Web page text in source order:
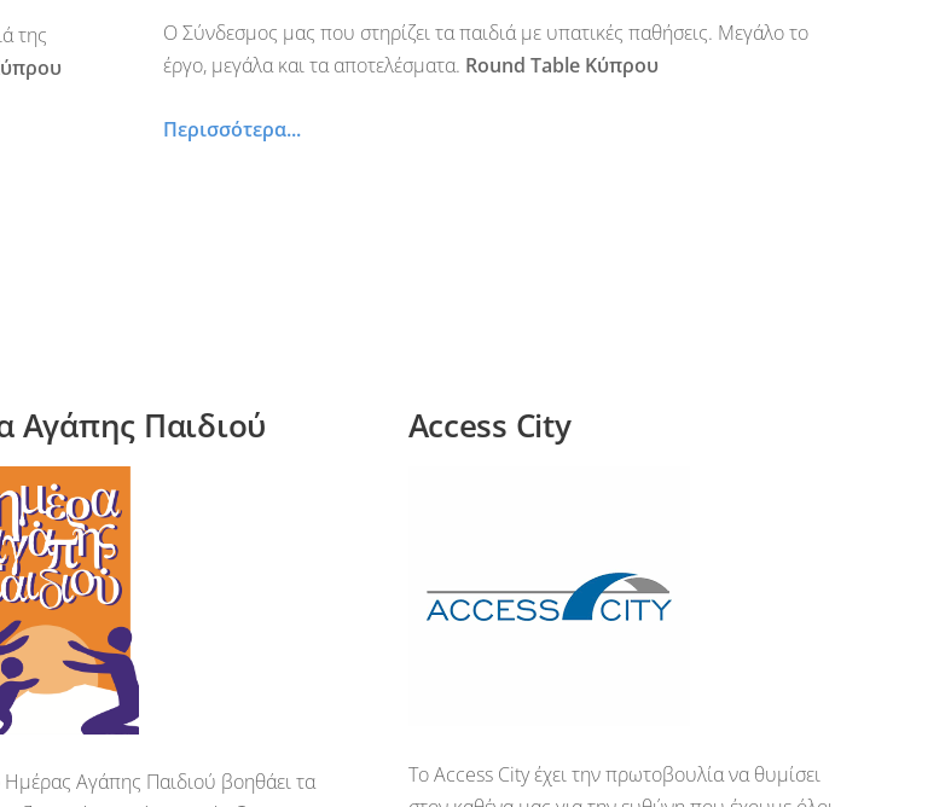
της
Ο Σύνδεσμος μας που στηρίζει τα παιδιά με υπατικές παθήσεις. Μεγάλο το
έργο, μεγάλα και τα αποτελέσματα. Round Table Κύπρου
Περισσότερα...
Αγάπης Παιδιού
Ημέρας Αγάπης Παιδιού βοηθάει τα
Access City
Το Access City έχει την πρωτοβουλία να θυμίσει